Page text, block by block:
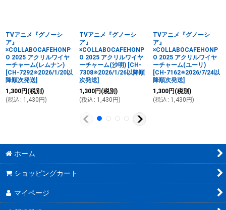
TVアニメ『グノーシ
ア』
×COLLABOCAFEHONP
O 2025 アクリルワイヤ
ーチャーム(レムナン)
[CH-7292※2026/1/20以
降順次発送]
1,300円 (税別)
(税込 : 1,430 円)
TVアニメ『グノーシ
ア』
×COLLABOCAFEHONP
O 2025 アクリルワイヤ
ーチャーム(沙明) [CH-
7308※2026/1/26以降順
次発送]
1,300円 (税別)
(税込 : 1,430 円)
TVアニメ『グノーシ
ア』
×COLLABOCAFEHONP
O 2025 アクリルワイヤ
ーチャーム(ユーリ)
[CH-7162※2026/7/24以
降順次発送]
1,300円 (税別)
(税込 : 1,430 円)
ホーム
ショッピングカート
マイページ